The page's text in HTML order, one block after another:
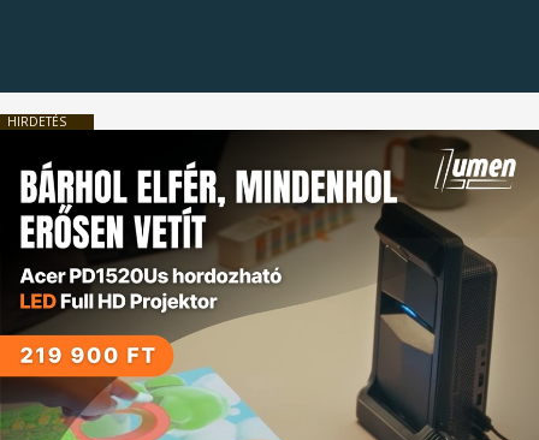
HIRDETÉS